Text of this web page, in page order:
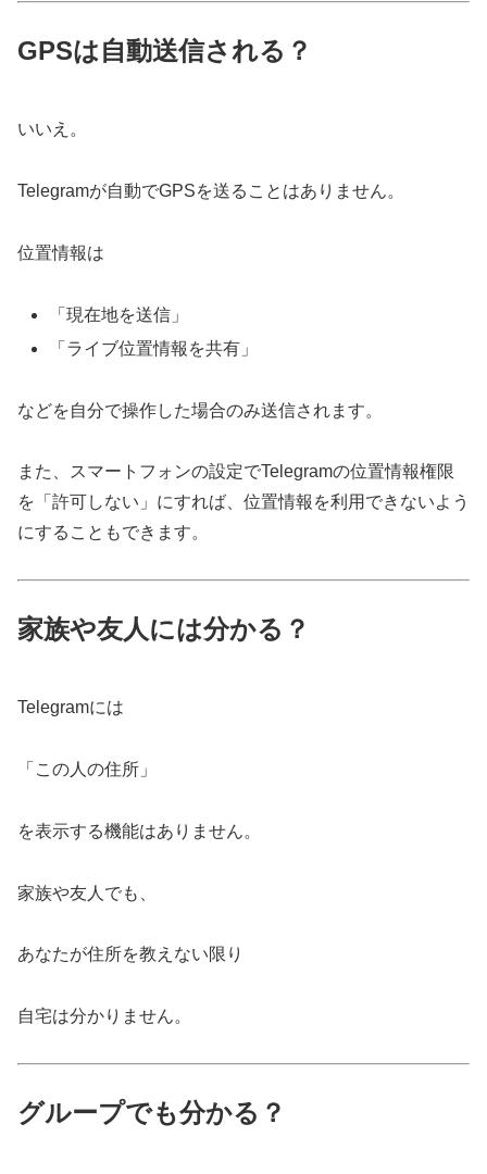
GPSは自動送信される？
いいえ。
Telegramが自動でGPSを送ることはありません。
位置情報は
「現在地を送信」
「ライブ位置情報を共有」
などを自分で操作した場合のみ送信されます。
また、スマートフォンの設定でTelegramの位置情報権限
を「許可しない」にすれば、位置情報を利用できないよう
にすることもできます。
家族や友人には分かる？
Telegramには
「この人の住所」
を表示する機能はありません。
家族や友人でも、
あなたが住所を教えない限り
自宅は分かりません。
グループでも分かる？